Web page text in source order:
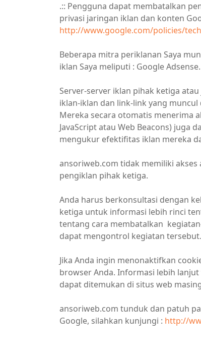
.:: Pengguna dapat membatalkan
privasi jaringan iklan dan konten
http://www.google.com/policies/
Beberapa mitra periklanan Saya
iklan Saya meliputi : Google Adsense.
Server-server iklan pihak ketiga
iklan-iklan dan link-link yang
Mereka secara otomatis menerima
JavaScript atau Web Beacons) juga
mengukur efektifitas iklan mereka
ansoriweb.com tidak memiliki
pengiklan pihak ketiga.
Anda harus berkonsultasi dengan
ketiga untuk informasi lebih rinci
tentang cara membatalkan
dapat mengontrol kegiatan tersebut.
Jika Anda ingin menonaktifkan
browser Anda. Informasi lebih
dapat ditemukan di situs web
ansoriweb.com tunduk dan patuh
Google, silahkan kunjungi : http://